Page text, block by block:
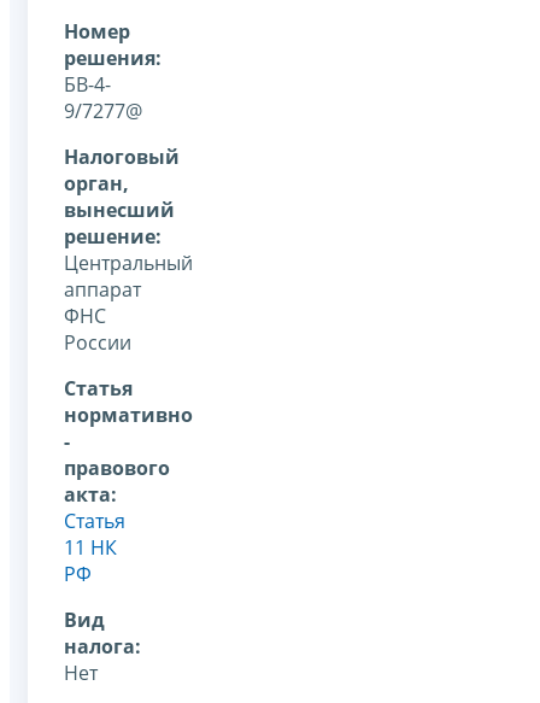
Номер
решения:
БВ-4-
9/7277@
Налоговый
орган,
вынесший
решение:
Центральный
аппарат
ФНС
России
Статья
нормативно
-
правового
акта:
Статья
11 НК
РФ
Вид
налога:
Нет